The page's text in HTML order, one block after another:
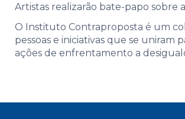
Artistas realizarão bate-papo sobre
O Instituto Contraproposta é um
pessoas e iniciativas que se uniram
ações de enfrentamento a